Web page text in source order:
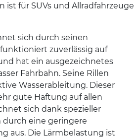
ist für SUVs und Allradfahrzeuge
sich durch seinen
zuverlässig auf
hat ein ausgezeichnetes
Fahrbahn. Seine Rillen
Wasserableitung. Dieser
gute Haftung auf allen
sich dank spezieller
durch eine geringere
aus. Die Lärmbelastung ist